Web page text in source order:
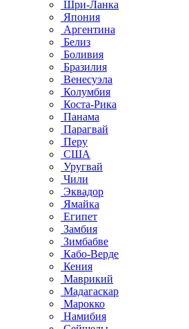
Шри-Ланка
Япония
Аргентина
Белиз
Боливия
Бразилия
Венесуэла
Колумбия
Коста-Рика
Панама
Парагвай
Перу
США
Уругвай
Чили
Эквадор
Ямайка
Египет
Замбия
Зимбабве
Кабо-Верде
Кения
Маврикий
Мадагаскар
Марокко
Намибия